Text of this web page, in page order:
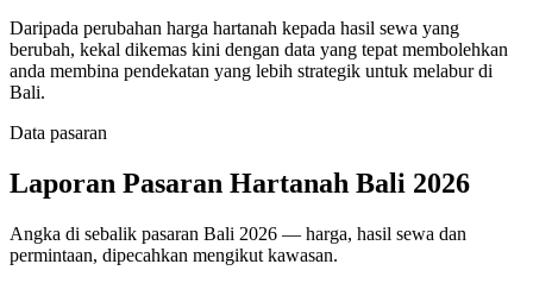
Daripada perubahan harga hartanah kepada hasil sewa yang
berubah, kekal dikemas kini dengan data yang tepat membolehkan
anda membina pendekatan yang lebih strategik untuk melabur di
Bali.
Data pasaran
Laporan Pasaran Hartanah Bali 2026
Angka di sebalik pasaran Bali 2026 — harga, hasil sewa dan
permintaan, dipecahkan mengikut kawasan.